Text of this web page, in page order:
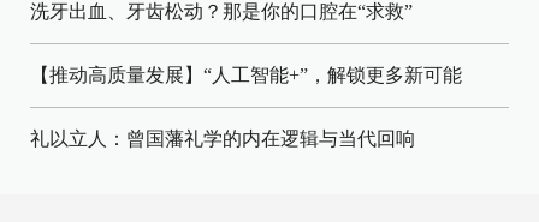
洗牙出血、牙齿松动？那是你的口腔在“求救”
【推动高质量发展】“人工智能+”，解锁更多新可能
礼以立人：曾国藩礼学的内在逻辑与当代回响